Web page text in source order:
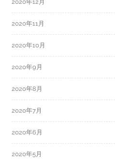
2020年12月
2020年11月
2020年10月
2020年9月
2020年8月
2020年7月
2020年6月
2020年5月